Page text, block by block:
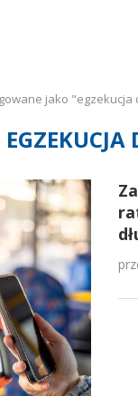
jako "egzekucja
EGZEKUCJA